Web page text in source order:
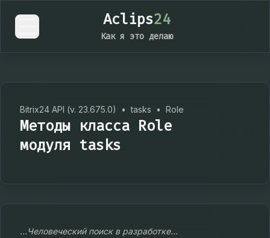
Aclips24
Как я это делаю
Bitrix24 API (v. 23.675.0) • tasks • Role
Методы класса Role
модуля tasks
...Человеческий поиск в разработке...